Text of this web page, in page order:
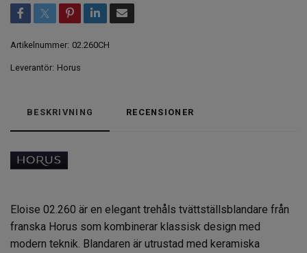
Artikelnummer: 02.260CH
Leverantör: Horus
BESKRIVNING RECENSIONER
Eloise 02.260 är en elegant trehåls tvättställsblandare från
franska Horus som kombinerar klassisk design med
modern teknik. Blandaren är utrustad med keramiska